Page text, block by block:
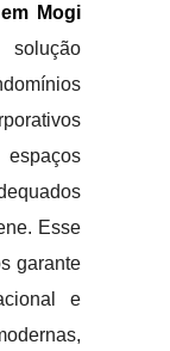
Mogi
Esse
garante
e